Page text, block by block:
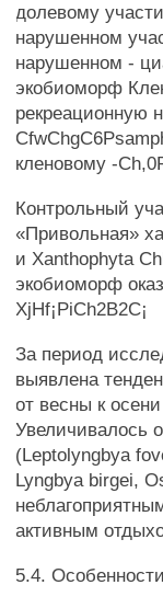
долевому
нарушенном
нарушенном -
экобиоморф
рекреационную
кленовому -
Контрольный
«Привольная»
и Xanthophyta
экобиоморф
XjHf¡PiCh2B2C¡
За период
выявлена
от весны к
Увеличивалось
(Leptolyngbya
Lyngbya birgei,
активным
5.4.